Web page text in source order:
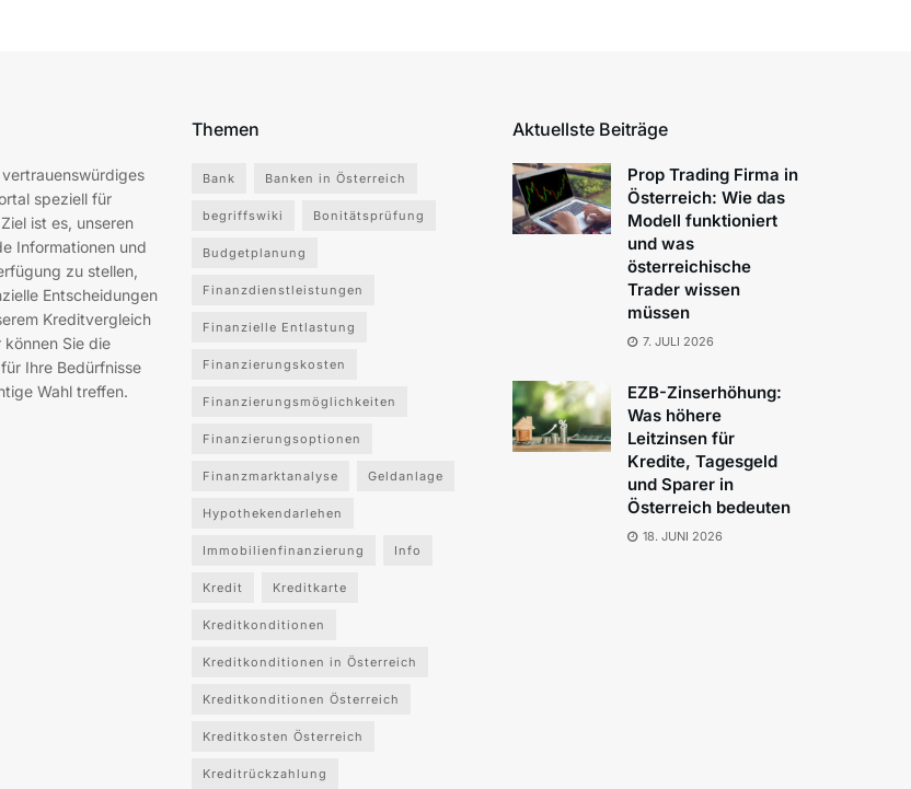
speziell für
ist es, unseren
Informationen und
zu stellen,
Entscheidungen
Kreditvergleich
Sie die
Ihre Bedürfnisse
Wahl treffen.
Themen
Bank Banken in Österreich
begriffswiki Bonitätsprüfung
Budgetplanung
Finanzdienstleistungen
Finanzielle Entlastung
Finanzierungskosten
Finanzierungsmöglichkeiten
Finanzierungsoptionen
Finanzmarktanalyse Geldanlage
Hypothekendarlehen
Immobilienfinanzierung Info
Kredit Kreditkarte
Kreditkonditionen
Kreditkonditionen in Österreich
Kreditkonditionen Österreich
Kreditkosten Österreich
Kreditrückzahlung
Aktuellste Beiträge
Prop Trading Firma in
Österreich: Wie das
Modell funktioniert
und was
österreichische
Trader wissen
müssen
7. JULI 2026
EZB-Zinserhöhung:
Was höhere
Leitzinsen für
Kredite, Tagesgeld
und Sparer in
Österreich bedeuten
18. JUNI 2026